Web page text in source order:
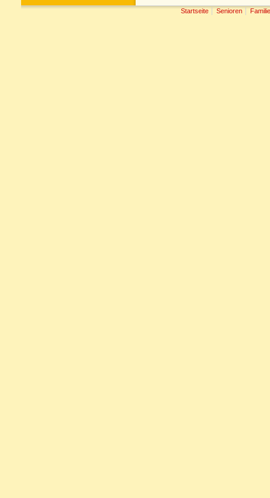
Startseite| Senioren| Familie